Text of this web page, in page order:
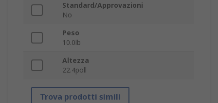
Standard/Approvazioni
No
Peso
10.0lb
Altezza
22.4poll
Trova prodotti simili